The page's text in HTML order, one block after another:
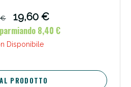
€
19,60 €
8,40 €
Disponibile
PRODOTTO